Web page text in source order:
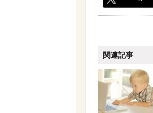
関連記事